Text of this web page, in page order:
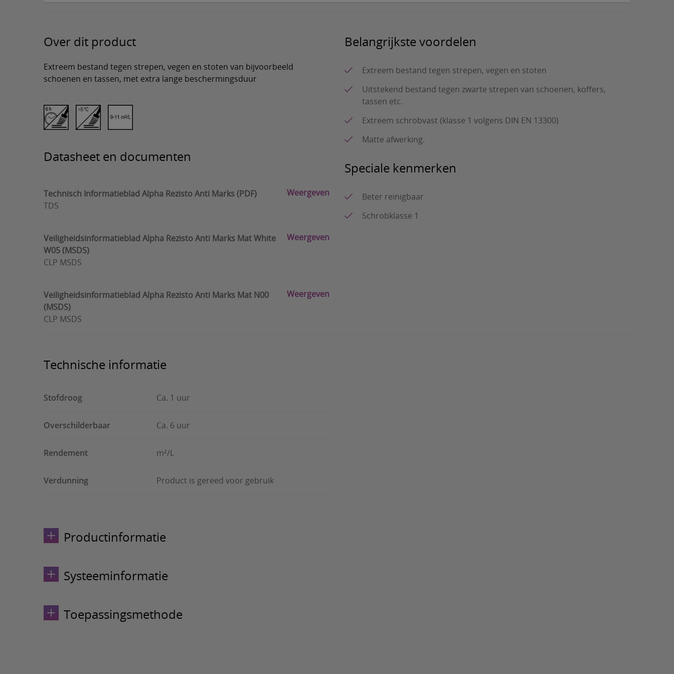
Over dit product
Extreem bestand tegen strepen, vegen en stoten van bijvoorbeeld
schoenen en tassen, met extra lange beschermingsduur
Datasheet en documenten
Technisch Informatieblad Alpha Rezisto Anti Marks (PDF)
TDS
Weergeven
Veiligheidsinformatieblad Alpha Rezisto Anti Marks Mat White
W05 (MSDS)
CLP MSDS
Weergeven
Veiligheidsinformatieblad Alpha Rezisto Anti Marks Mat N00
(MSDS)
CLP MSDS
Weergeven
Belangrijkste voordelen
Extreem bestand tegen strepen, vegen en stoten
Uitstekend bestand tegen zwarte strepen van schoenen, koffers,
tassen etc.
Extreem schrobvast (klasse 1 volgens DIN EN 13300)
Matte afwerking.
Speciale kenmerken
Beter reinigbaar
Schrobklasse 1
Technische informatie
Stofdroog Ca. 1 uur
Overschilderbaar Ca. 6 uur
Rendement m²/L
Verdunning Product is gereed voor gebruik
Productinformatie
Systeeminformatie
Toepassingsmethode